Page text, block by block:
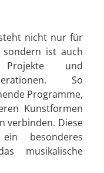
nicht nur für
sondern ist auch
und
So
Programme,
Kunstformen
verbinden. Diese
besonderes
musikalische